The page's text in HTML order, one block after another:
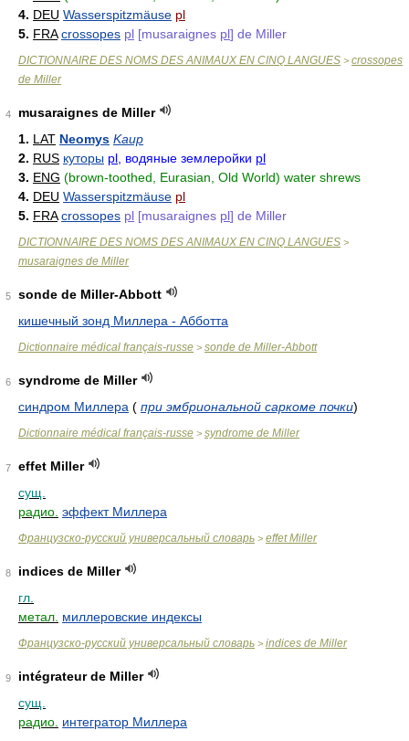
4. DEU Wasserspitzmäuse pl
5. FRA crossopes pl [musaraignes pl] de Miller
DICTIONNAIRE DES NOMS DES ANIMAUX EN CINQ LANGUES > crossopes
de Miller
4
musaraignes de Miller
1. LAT Neomys Kaup
2. RUS куторы pl , водяные землеройки pl
3. ENG (brown-toothed, Eurasian, Old World) water shrews
4. DEU Wasserspitzmäuse pl
5. FRA crossopes pl [musaraignes pl] de Miller
DICTIONNAIRE DES NOMS DES ANIMAUX EN CINQ LANGUES >
musaraignes de Miller
5
sonde de Miller-Abbott
кишечный зонд Миллера - Абботта
Dictionnaire médical français-russe > sonde de Miller-Abbott
6
syndrome de Miller
синдром Миллера ( при эмбриональной саркоме почки)
Dictionnaire médical français-russe > syndrome de Miller
7
effet Miller
сущ.
радио. эффект Миллера
Французско-русский универсальный словарь > effet Miller
8
indices de Miller
гл.
метал. миллеровские индексы
Французско-русский универсальный словарь > indices de Miller
9
intégrateur de Miller
сущ.
радио. интегратор Миллера